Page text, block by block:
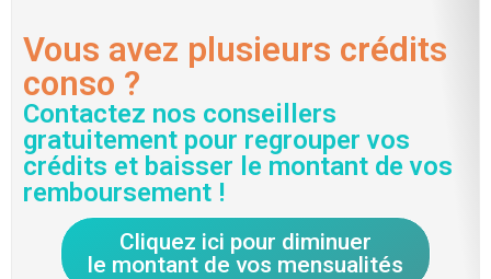
Vous avez plusieurs crédits
conso ?
Contactez nos conseillers
gratuitement pour regrouper vos
crédits et baisser le montant de vos
remboursement !
Cliquez ici pour diminuer
le montant de vos mensualités